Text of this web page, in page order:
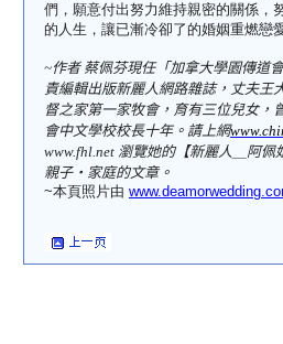
們，願意付出努力維持親密的關係，
的人生，讓已漸冷卻了的婚姻重燃戀
~作者 蔡佩芬現任「加拿大學園傳道
責編輯出版新麗人網路雜誌，丈夫王
督之家第一家牧會，育有三位兒女，
會中文學校校長十年。請上網
www.fhl.net 瀏覽她的【新麗人＿阿佩
親子‧家庭的文章。
~本頁照片由